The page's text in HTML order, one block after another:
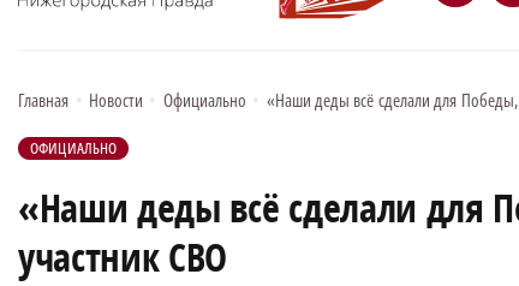
Главная • Новости • Официально • «Наши деды всё сделали для
ОФИЦИАЛЬНО
«Наши деды всё сделали
участник СВО